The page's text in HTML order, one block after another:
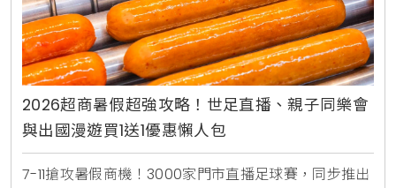
2026超商暑假超強攻略！世足直播、親子同樂會
與出國漫遊買1送1優惠懶人包
7-11搶攻暑假商機！3000家門市直播足球賽，同步推出